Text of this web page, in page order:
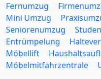
Fernumzug
Mini Umzug
Seniorenumzug
Entrümpelung
Möbellift
Möbelmitfahrzentrale